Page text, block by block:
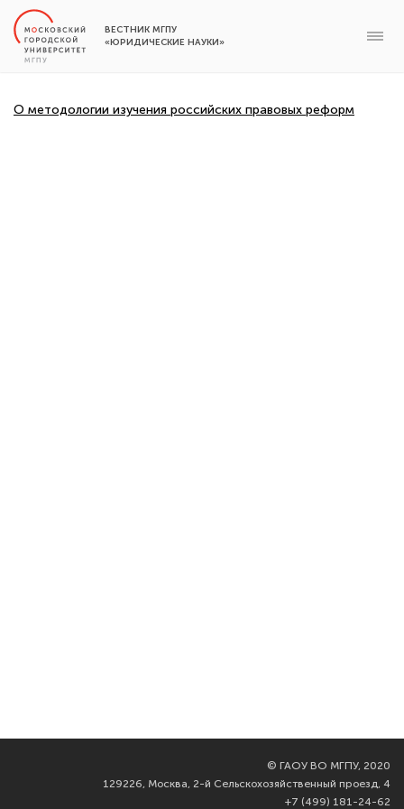
ВЕСТНИК МГПУ
«ЮРИДИЧЕСКИЕ НАУКИ»
О методологии изучения российских правовых реформ
© ГАОУ ВО МГПУ, 2020
129226, Москва, 2-й Сельскохозяйственный проезд, 4
+7 (499) 181-24-62